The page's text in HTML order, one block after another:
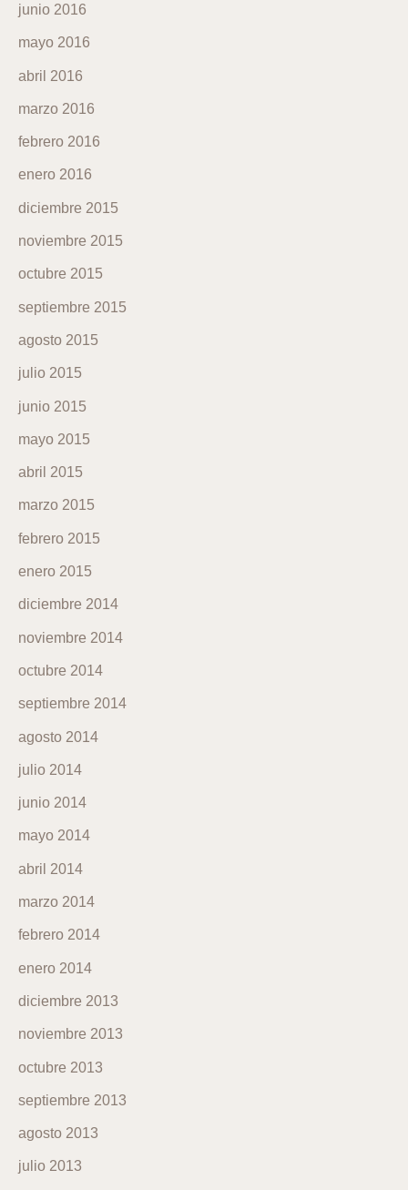
junio 2016
mayo 2016
abril 2016
marzo 2016
febrero 2016
enero 2016
diciembre 2015
noviembre 2015
octubre 2015
septiembre 2015
agosto 2015
julio 2015
junio 2015
mayo 2015
abril 2015
marzo 2015
febrero 2015
enero 2015
diciembre 2014
noviembre 2014
octubre 2014
septiembre 2014
agosto 2014
julio 2014
junio 2014
mayo 2014
abril 2014
marzo 2014
febrero 2014
enero 2014
diciembre 2013
noviembre 2013
octubre 2013
septiembre 2013
agosto 2013
julio 2013